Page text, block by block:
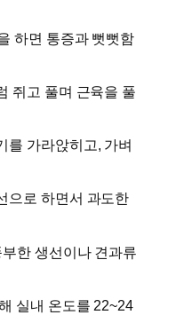
하면 통증과 뻣뻣함
쥐고 풀며 근육을 풀
를 가라앉히고, 가벼
으로 하면서 과도한
한 생선이나 견과류
실내 온도를 22~24